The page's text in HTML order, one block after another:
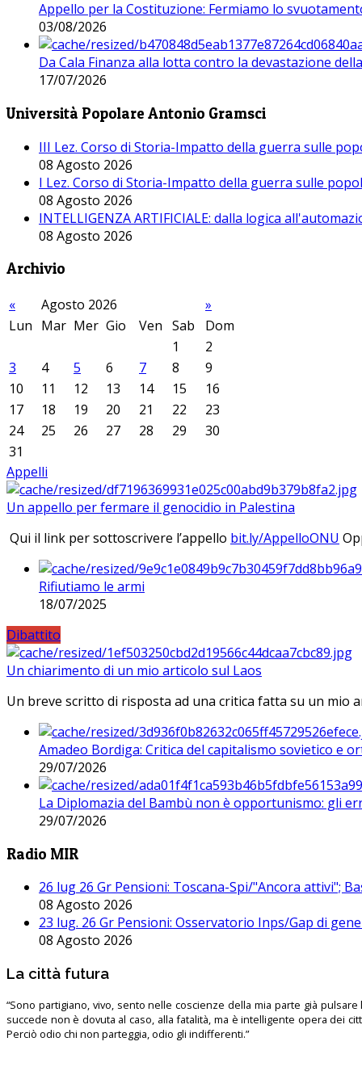
Appello per la Costituzione: Fermiamo lo
03/08/2026
Da Cala Finanza alla lotta contro la devastazione
17/07/2026
Università Popolare Antonio Gramsci
III Lez. Corso di Storia-Impatto della guerra sulle
08 Agosto 2026
I Lez. Corso di Storia-Impatto della guerra sulle
08 Agosto 2026
INTELLIGENZA ARTIFICIALE: dalla logica
08 Agosto 2026
Archivio
« Agosto 2026
»
Lun Mar Mer Gio Ven Sab
Dom
1
2
3
4 5 6 7 8
9
10
11 12 13 14 15
16
17
18 19 20 21 22
23
24
25 26 27 28 29
30
31
Appelli
Un appello per fermare il genocidio in Palestina
Qui il link per sottoscrivere l’appello bit.ly/AppelloONU
Rifiutiamo le armi
18/07/2025
Dibattito
Un chiarimento di un mio articolo sul Laos
Un breve scritto di risposta ad una critica fatta su un mio
Amadeo Bordiga: Critica del capitalismo sovietico e
29/07/2026
La Diplomazia del Bambù non è opportunismo: gli
29/07/2026
Radio MIR
26 lug 26 Gr Pensioni: Toscana-Spi/"Ancora attivi";
08 Agosto 2026
23 lug. 26 Gr Pensioni: Osservatorio Inps/Gap di
08 Agosto 2026
La città futura
“Sono partigiano, vivo, sento nelle coscienze della mia parte già pulsare
succede non è dovuta al caso, alla fatalità, ma è intelligente opera dei
Perciò odio chi non parteggia, odio gli indifferenti.”